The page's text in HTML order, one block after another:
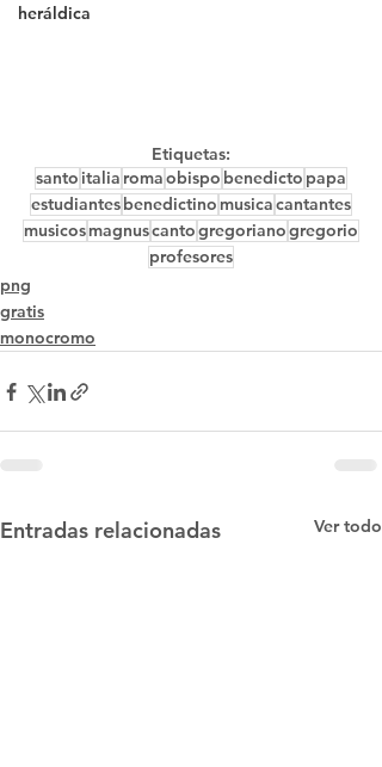
heráldica
Etiquetas:
santo italia romaobispo benedicto papa
estudiantesbenedictino musicacantantes
musicosmagnuscantogregorianogregorio
profesores
png
gratis
monocromo
Entradas relacionadas Ver todo